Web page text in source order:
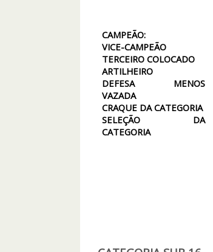
CAMPEÃO:
VICE-CAMPEÃO
TERCEIRO COLOCADO
ARTILHEIRO
DEFESA MENOS
VAZADA
CRAQUE DA CATEGORIA
SELEÇÃO DA
CATEGORIA